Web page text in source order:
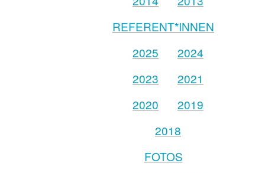
REFERENT*INNEN
2025
2024
2023
2021
2020
2019
2018
FOTOS